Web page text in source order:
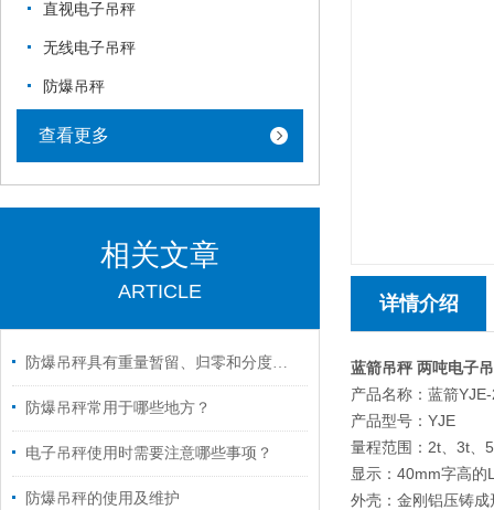
直视电子吊秤
无线电子吊秤
防爆吊秤
查看更多
相关文章
ARTICLE
防爆吊秤具有重量暂留、归零和分度值切换等功能
防爆吊秤常用于哪些地方？
电子吊秤使用时需要注意哪些事项？
防爆吊秤的使用及维护
详情介绍
蓝箭吊秤 两吨电子
产品名称：蓝箭
产品型号：YJE
量程范围：2t、3t、
显示：40mm字高的
外壳：金刚铝压铸